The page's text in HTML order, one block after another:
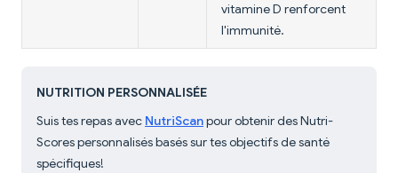
vitamine D renforcent
l'immunité.
NUTRITION PERSONNALISÉE
Suis tes repas avec NutriScanpour obtenir des Nutri-
Scores personnalisés basés sur tes objectifs de santé
spécifiques!